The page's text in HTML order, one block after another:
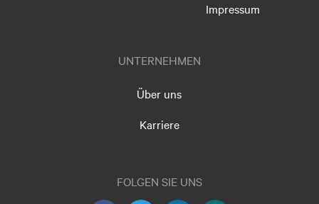
Impressum
UNTERNEHMEN
Über uns
Karriere
FOLGEN SIE UNS